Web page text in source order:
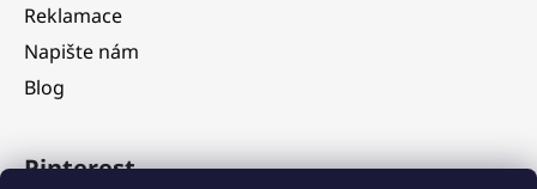
Reklamace
Napište nám
Blog
Pinterest